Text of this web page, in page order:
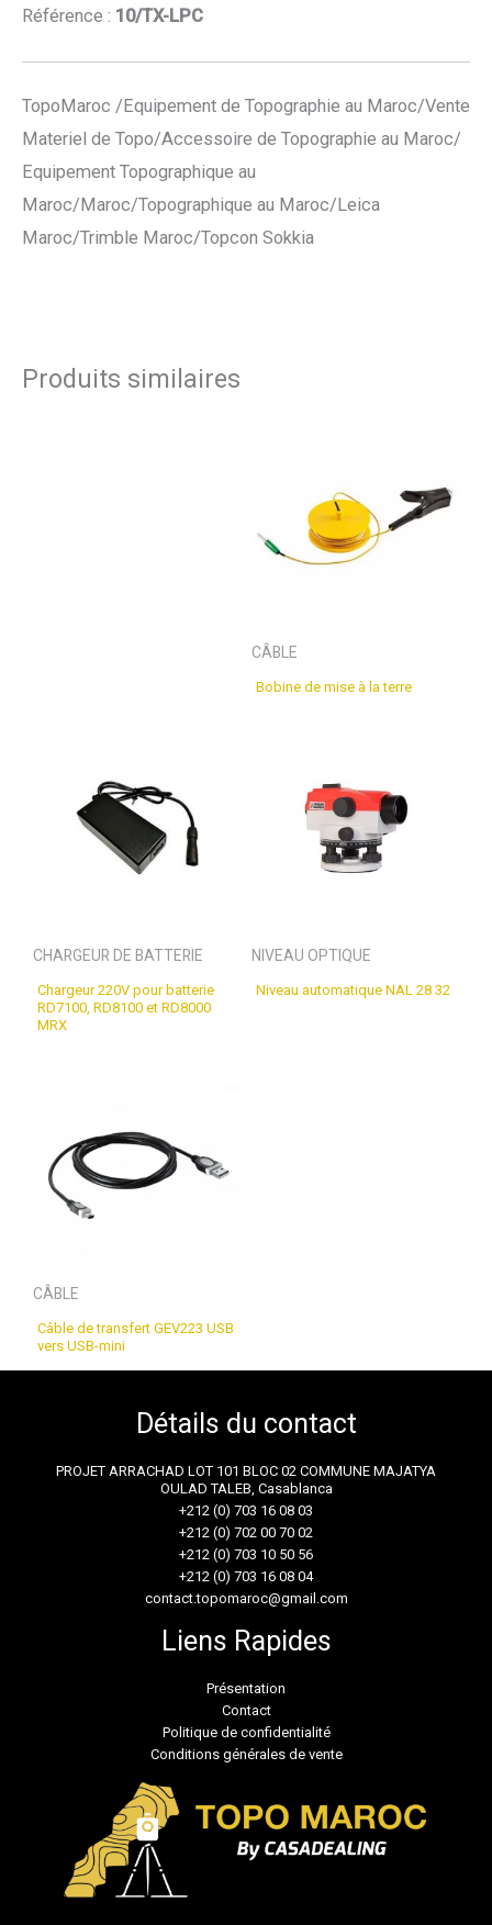
Référence : 10/TX-LPC
TopoMaroc /Equipement de Topographie au Maroc/Vente
Materiel de Topo/Accessoire de Topographie au Maroc/
Equipement Topographique au
Maroc/Maroc/Topographique au Maroc/Leica
Maroc/Trimble Maroc/Topcon Sokkia
Produits similaires
CÂBLE
Bobine de mise à la terre
CHARGEUR DE BATTERIE
Chargeur 220V pour batterie
RD7100, RD8100 et RD8000
MRX
NIVEAU OPTIQUE
Niveau automatique NAL 28 32
CÂBLE
Câble de transfert GEV223 USB
vers USB-mini
Détails du contact
PROJET ARRACHAD LOT 101 BLOC 02 COMMUNE MAJATYA
OULAD TALEB, Casablanca
+212 (0) 703 16 08 03
+212 (0) 702 00 70 02
+212 (0) 703 10 50 56
+212 (0) 703 16 08 04
contact.topomaroc@gmail.com
Liens Rapides
Présentation
Contact
Politique de confidentialité
Conditions générales de vente